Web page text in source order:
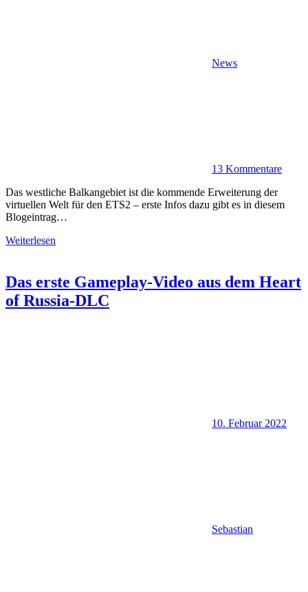
News
13 Kommentare
Das westliche Balkangebiet ist die kommende Erweiterung der
virtuellen Welt für den ETS2 – erste Infos dazu gibt es in diesem
Blogeintrag…
Weiterlesen
Das erste Gameplay-Video aus dem Heart
of Russia-DLC
10. Februar 2022
Sebastian